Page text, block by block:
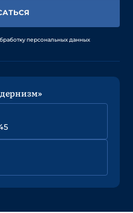
персональных данных